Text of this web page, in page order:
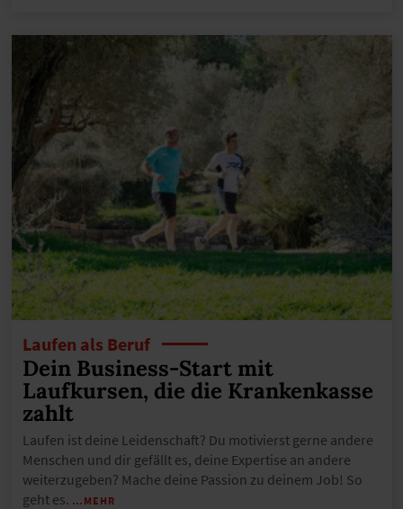
Laufen als Beruf
Dein Business-Start mit
Laufkursen, die die Krankenkasse
zahlt
Laufen ist deine Leidenschaft? Du motivierst gerne andere
Menschen und dir gefällt es, deine Expertise an andere
weiterzugeben? Mache deine Passion zu deinem Job! So
geht es. …MEHR